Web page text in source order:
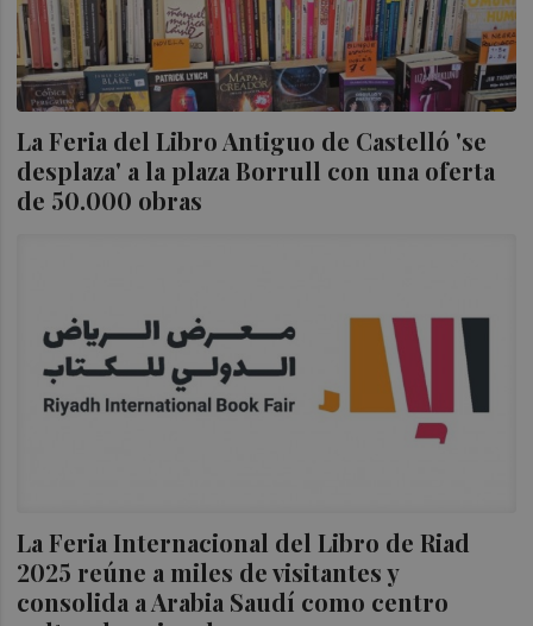
La Feria del Libro Antiguo de Castelló 'se
desplaza' a la plaza Borrull con una oferta
de 50.000 obras
La Feria Internacional del Libro de Riad
2025 reúne a miles de visitantes y
consolida a Arabia Saudí como centro